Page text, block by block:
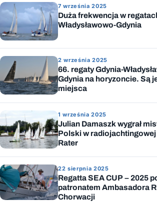
7 września 2025
Duża frekwencja w
Władysławowo-Gdynia
2 września 2025
66. regaty Gdynia-
Gdynia na horyzoncie. Są
miejsca
1 września 2025
Julian Damaszk wygrał
Polski w radiojachtingowej
Rater
22 sierpnia 2025
Regatta SEA CUP – 2025
patronatem Ambasadora
Chorwacji